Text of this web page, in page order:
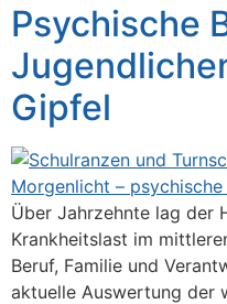
Psychische
Gipfel
Über Jahrzehnte lag der
Krankheitslast im
Beruf, Familie und
aktuelle Auswertung der